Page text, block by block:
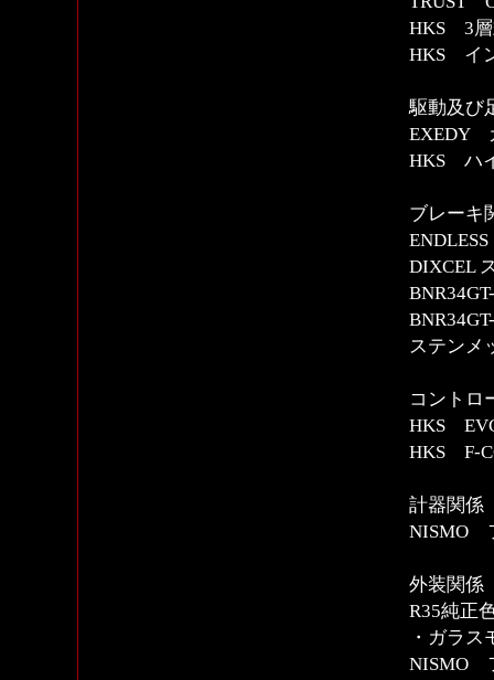
HKS 3層
HKS イ
駆動及び
EXEDY
HKS ハ
ブレーキ
DIXCEL
ステンメ
コントロ
HKS
HKS F-
計器関係
NISMO
外装関係
R35純正
・ガラ
NISMO